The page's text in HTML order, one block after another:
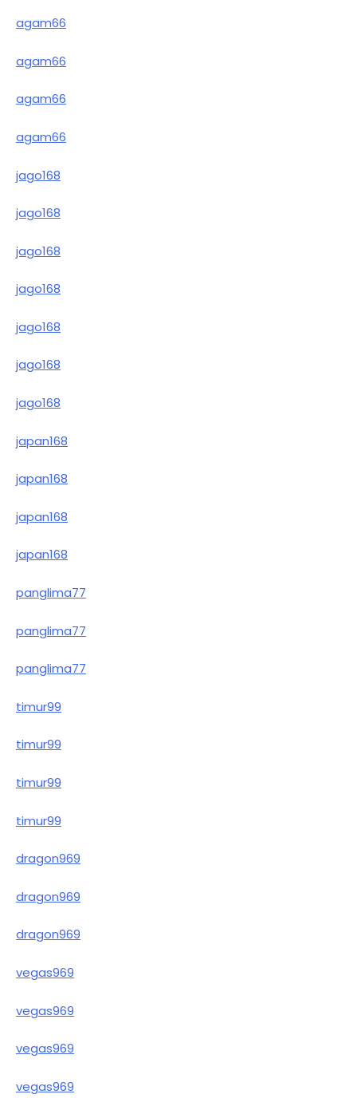
agam66
agam66
agam66
agam66
jago168
jago168
jago168
jago168
jago168
jago168
jago168
japan168
japan168
japan168
japan168
panglima77
panglima77
panglima77
timur99
timur99
timur99
timur99
dragon969
dragon969
dragon969
vegas969
vegas969
vegas969
vegas969